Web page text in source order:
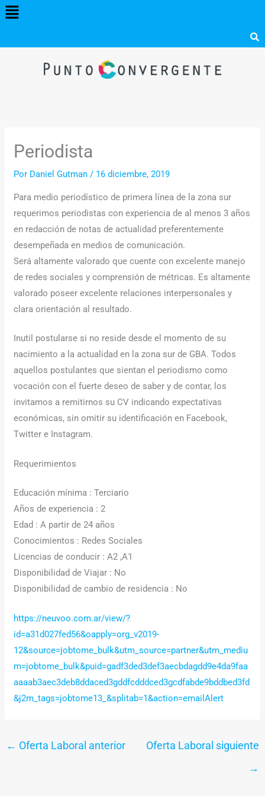
Menú
Periodista
Por Daniel Gutman/ 16 diciembre, 2019
Para medio periodístico de primera línea de la zona sur
requerimos periodistas con experiencia de al menos 3 años
en redacción de notas de actualidad preferentemente
desempeñada en medios de comunicación.
Será altamente valorado que cuente con excelente manejo
de redes sociales y comprensión de métricas. Es altamente
valorado poseer excelente relaciones interpersonales y
clara orientación al resultado.
Inutil postularse si no reside desde el momento de su
nacimiento a la actualidad en la zona sur de GBA. Todos
aquellos postulantes que sientan el periodismo como
vocación con el fuerte deseo de saber y de contar, los
invitamos a remitirnos su CV indicando expectativas
económicas, sin omitir su identificación en Facebook,
Twitter e Instagram.
Requerimientos
Educación mínima : Terciario
Años de experiencia : 2
Edad : A partir de 24 años
Conocimientos : Redes Sociales
Licencias de conducir : A2 ,A1
Disponibilidad de Viajar : No
Disponibilidad de cambio de residencia : No
https://neuvoo.com.ar/view/?
id=a31d027fed56&oapply=org_v2019-
12&source=jobtome_bulk&utm_source=partner&utm_mediu
m=jobtome_bulk&puid=gadf3ded3def3aecbdagdd9e4da9faa
aaaab3aec3deb8ddaced3gddfcdddced3gcdfabde9bddbed3fd
&j2m_tags=jobtome13_&splitab=1&action=emailAlert
← Oferta Laboral anterior
Oferta Laboral siguiente
→